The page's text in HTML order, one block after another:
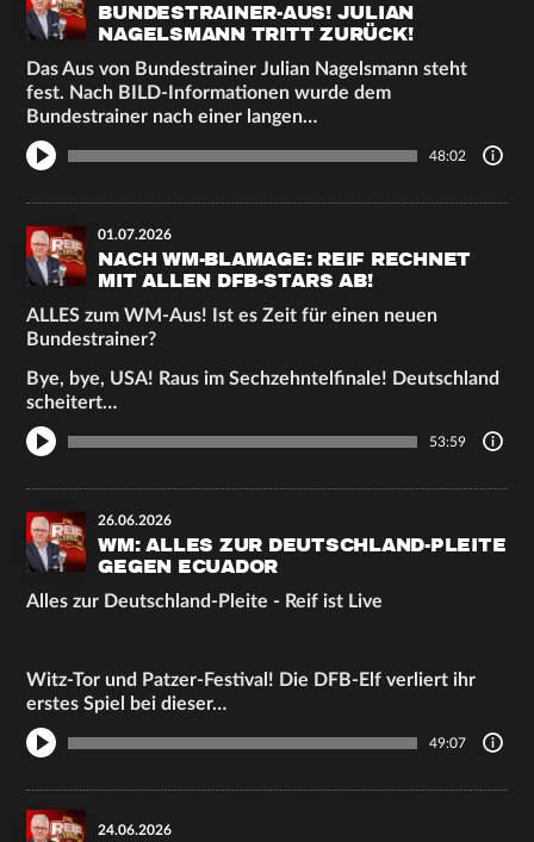
BUNDESTRAINER-AUS! JULIAN
NAGELSMANN TRITT ZURÜCK!
Das Aus von Bundestrainer Julian Nagelsmann steht
fest. Nach BILD-Informationen wurde dem
Bundestrainer nach einer langen…
48:02
01.07.2026
NACH WM-BLAMAGE: REIF RECHNET
MIT ALLEN DFB-STARS AB!
ALLES zum WM‑Aus! Ist es Zeit für einen neuen
Bundestrainer?
Bye, bye, USA! Raus im Sechzehntelfinale! Deutschland
scheitert…
53:59
26.06.2026
WM: ALLES ZUR DEUTSCHLAND-PLEITE
GEGEN ECUADOR
Alles zur Deutschland-Pleite - Reif ist Live
Witz-Tor und Patzer-Festival! Die DFB-Elf verliert ihr
erstes Spiel bei dieser…
49:07
24.06.2026